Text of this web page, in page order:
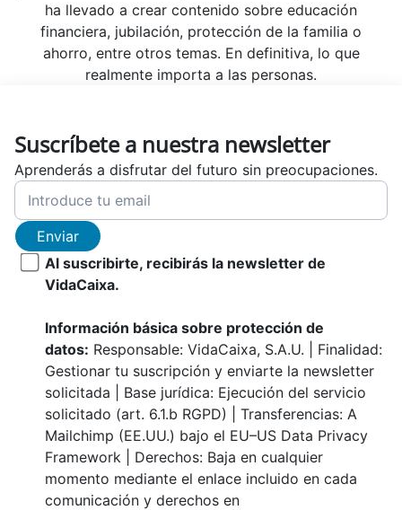
ha llevado a crear contenido sobre educación
financiera, jubilación, protección de la familia o
ahorro, entre otros temas. En definitiva, lo que
realmente importa a las personas.
Suscríbete a nuestra newsletter
Aprenderás a disfrutar del futuro sin preocupaciones.
Enviar
Al suscribirte, recibirás la newsletter de
VidaCaixa.
Información básica sobre protección de
datos: Responsable: VidaCaixa, S.A.U. | Finalidad:
Gestionar tu suscripción y enviarte la newsletter
solicitada | Base jurídica: Ejecución del servicio
solicitado (art. 6.1.b RGPD) | Transferencias: A
Mailchimp (EE.UU.) bajo el EU–US Data Privacy
Framework | Derechos: Baja en cualquier
momento mediante el enlace incluido en cada
comunicación y derechos en